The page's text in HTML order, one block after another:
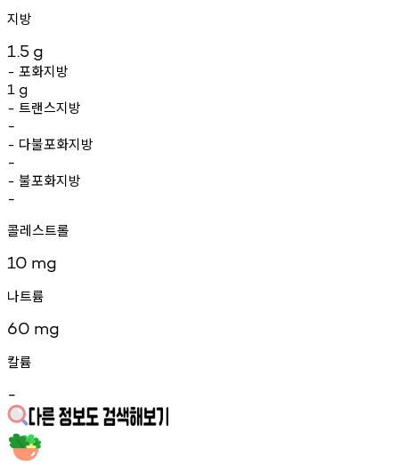
지방
1.5 g
- 포화지방
1 g
- 트랜스지방
-
- 다불포화지방
-
- 불포화지방
-
콜레스트롤
10 mg
나트륨
60 mg
칼륨
-